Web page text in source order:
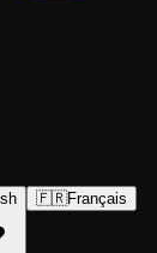
🇫🇷Français